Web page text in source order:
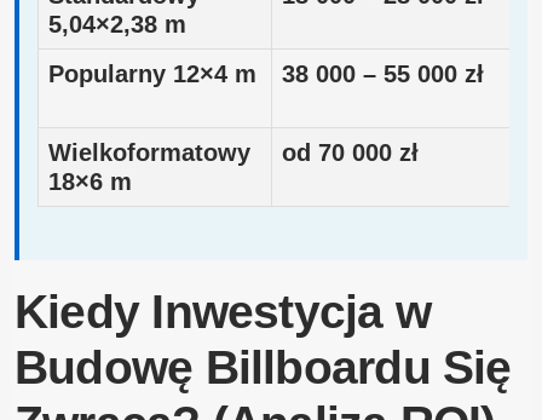
5,04×2,38 m
Popularny 12×4 m 38 000 – 55 000 zł
Wielkoformatowy
18×6 m
od 70 000 zł
Kiedy Inwestycja w
Budowę Billboardu Się